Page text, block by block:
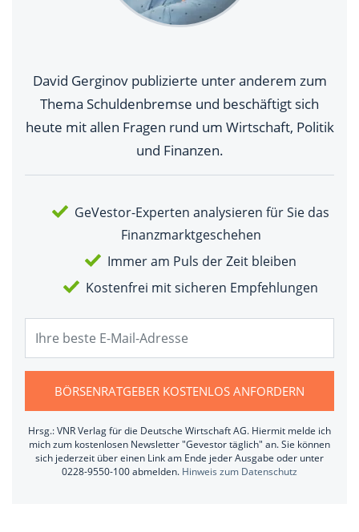
David Gerginov publizierte unter anderem zum
Thema Schuldenbremse und beschäftigt sich
heute mit allen Fragen rund um Wirtschaft, Politik
und Finanzen.
GeVestor-Experten analysieren für Sie das
Finanzmarktgeschehen
Immer am Puls der Zeit bleiben
Kostenfrei mit sicheren Empfehlungen
BÖRSENRATGEBER KOSTENLOS ANFORDERN
Hrsg.: VNR Verlag für die Deutsche Wirtschaft AG. Hiermit melde ich
mich zum kostenlosen Newsletter "Gevestor täglich" an. Sie können
sich jederzeit über einen Link am Ende jeder Ausgabe oder unter
0228-9550-100 abmelden. Hinweis zum Datenschutz